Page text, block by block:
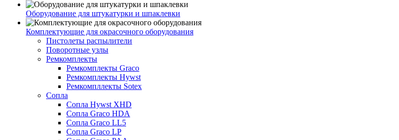
Оборудование для штукатурки и шпаклевки
Комплектующие для окрасочного оборудования
Пистолеты распылители
Поворотные узлы
Ремкомплекты
Ремкомплекты Graco
Ремкомплекты Hywst
Ремкомпллекты Sotex
Сопла
Сопла Hywst XHD
Сопла Graco HDA
Сопла Graco LL5
Сопла Graco LP